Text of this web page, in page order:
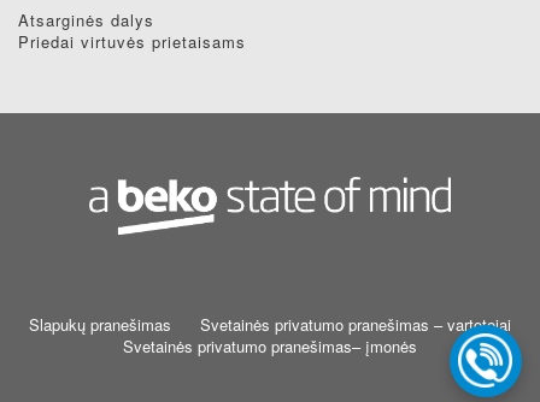
atsarginės dalys
priedai virtuvės prietaisams
Slapukų pranešimas
Svetainės privatumo pranešimas – vartotojai
Svetainės privatumo pranešimas– įmonės